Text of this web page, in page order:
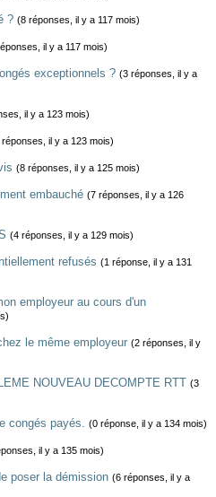
? (8 réponses, il y a 117 mois)
il y a 117 mois)
exceptionnels ? (3 réponses, il y a
il y a 123 mois)
réponses, il y a 123 mois)
(8 réponses, il y a 125 mois)
embauché (7 réponses, il y a 126
(4 réponses, il y a 129 mois)
refusés (1 réponse, il y a 131
employeur au cours d'un
le même employeur (2 réponses, il y
NOUVEAU DECOMPTE RTT (3
congés payés. (0 réponse, il y a 134 mois)
il y a 135 mois)
poser la démission (6 réponses, il y a